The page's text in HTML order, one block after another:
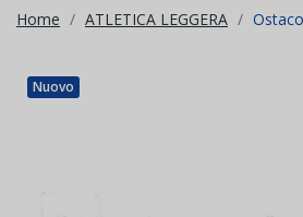
Home ATLETICA LEGGERA
Nuovo